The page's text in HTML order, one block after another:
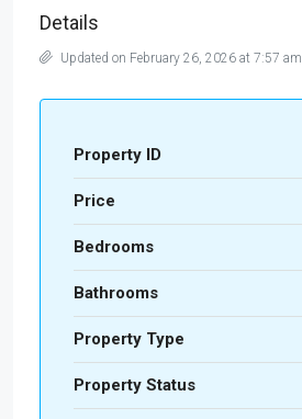
Details
Updated on February 26, 2026 at 7:57 am
Property ID
Price
Bedrooms
Bathrooms
Property Type
Property Status